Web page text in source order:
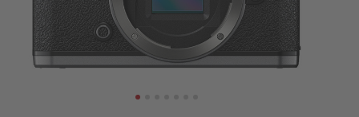
FOTOBRAŠNY
PŘÍSLUŠENSTVÍ
RÁMEČKY